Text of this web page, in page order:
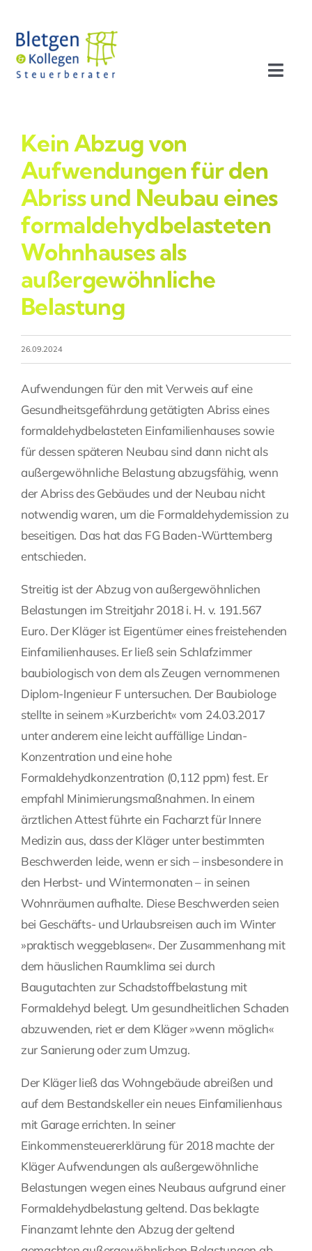
Inhalt
springen
Profil
Leistungen
Team
Stellenangebote
Fragen Sie Ihre Kanzlei
Kontakt
Kein Abzug von
Aufwendungen für den
Abriss und Neubau eines
formaldehydbelasteten
Wohnhauses als
außergewöhnliche
Belastung
26.09.2024
Aufwendungen für den mit Verweis auf eine
Gesundheitsgefährdung getätigten Abriss eines
formaldehydbelasteten Einfamilienhauses sowie
für dessen späteren Neubau sind dann nicht als
außergewöhnliche Belastung abzugsfähig, wenn
der Abriss des Gebäudes und der Neubau nicht
notwendig waren, um die Formaldehydemission zu
beseitigen. Das hat das FG Baden-Württemberg
entschieden.
Streitig ist der Abzug von außergewöhnlichen
Belastungen im Streitjahr 2018 i. H. v. 191.567
Euro. Der Kläger ist Eigentümer eines freistehenden
Einfamilienhauses. Er ließ sein Schlafzimmer
baubiologisch von dem als Zeugen vernommenen
Diplom-Ingenieur F untersuchen. Der Baubiologe
stellte in seinem »Kurzbericht« vom 24.03.2017
unter anderem eine leicht auffällige Lindan-
Konzentration und eine hohe
Formaldehydkonzentration (0,112 ppm) fest. Er
empfahl Minimierungsmaßnahmen. In einem
ärztlichen Attest führte ein Facharzt für Innere
Medizin aus, dass der Kläger unter bestimmten
Beschwerden leide, wenn er sich – insbesondere in
den Herbst- und Wintermonaten – in seinen
Wohnräumen aufhalte. Diese Beschwerden seien
bei Geschäfts- und Urlaubsreisen auch im Winter
»praktisch weggeblasen«. Der Zusammenhang mit
dem häuslichen Raumklima sei durch
Baugutachten zur Schadstoffbelastung mit
Formaldehyd belegt. Um gesundheitlichen Schaden
abzuwenden, riet er dem Kläger »wenn möglich«
zur Sanierung oder zum Umzug.
Der Kläger ließ das Wohngebäude abreißen und
auf dem Bestandskeller ein neues Einfamilienhaus
mit Garage errichten. In seiner
Einkommensteuererklärung für 2018 machte der
Kläger Aufwendungen als außergewöhnliche
Belastungen wegen eines Neubaus aufgrund einer
Formaldehydbelastung geltend. Das beklagte
Finanzamt lehnte den Abzug der geltend